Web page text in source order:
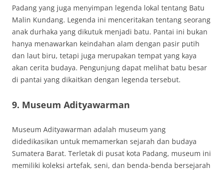
Padang yang juga menyimpan legenda lokal tentang Batu
Malin Kundang. Legenda ini menceritakan tentang seorang
anak durhaka yang dikutuk menjadi batu. Pantai ini bukan
hanya menawarkan keindahan alam dengan pasir putih
dan laut biru, tetapi juga merupakan tempat yang kaya
akan cerita budaya. Pengunjung dapat melihat batu besar
di pantai yang dikaitkan dengan legenda tersebut.
9. Museum Adityawarman
Museum Adityawarman adalah museum yang
didedikasikan untuk memamerkan sejarah dan budaya
Sumatera Barat. Terletak di pusat kota Padang, museum ini
memiliki koleksi artefak, seni, dan benda-benda bersejarah